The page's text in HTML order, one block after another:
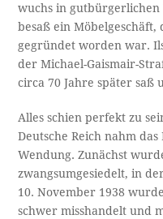
wuchs in gutbürgerlichen
besaß ein Möbelgeschäft,
gegründet worden war.
der Michael-Gaismair-
circa 70 Jahre später saß
Alles schien perfekt zu
Deutsche Reich nahm
Wendung. Zunächst
zwangsumgesiedelt, in
10. November 1938
schwer misshandelt und